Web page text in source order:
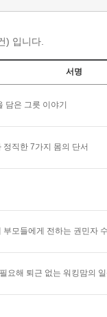
) 입니다.
서명
담은 그릇 이야기
정직한 7가지 몸의 단서
부모들에게 전하는 권민자
요해 퇴근 없는 워킹맘의